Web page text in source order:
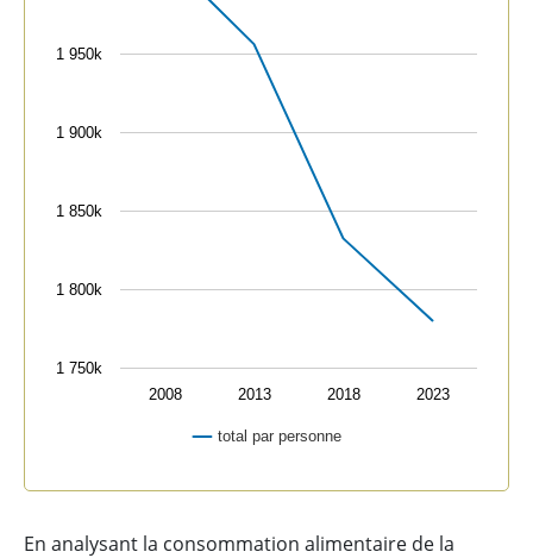
total par personne
2008 2013 2018 2023
1 750k
1 800k
1 850k
1 900k
1 950k
En analysant la consommation alimentaire de la